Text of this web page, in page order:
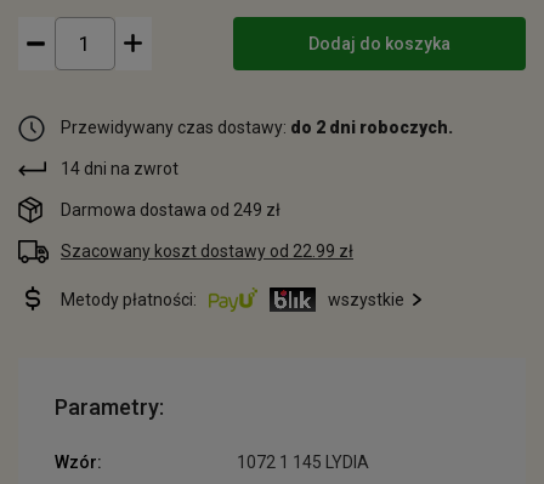
Dodaj do koszyka
Przewidywany czas dostawy: do 2 dni roboczych.
14 dni na zwrot
Darmowa dostawa od 249 zł
Szacowany koszt dostawy od 22.99 zł
Metody płatności: wszystkie
Parametry:
Wzór:
1072 1 145 LYDIA